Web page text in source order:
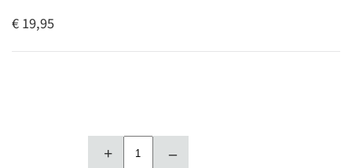
€ 19,95
+ –